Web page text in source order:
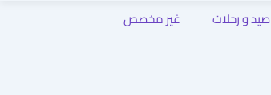
صيد و رحلات
غير مخصص